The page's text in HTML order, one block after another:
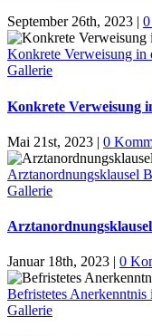
September 26th, 2023 |
Konkrete Verweisung in
Gallerie
Konkrete Verweisung
Mai 21st, 2023 | 0
Arztanordnungsklausel
Gallerie
Januar 18th, 2023 | 0
Befristetes
Gallerie